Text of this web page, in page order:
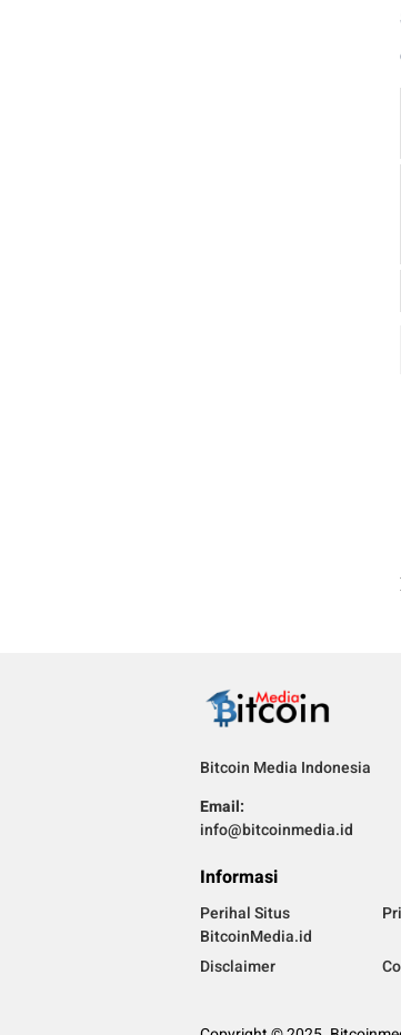
Bitcoin Media Indonesia
Email:
info@bitcoinmedia.id
Informasi
Perihal Situs
BitcoinMedia.id
Disclaimer